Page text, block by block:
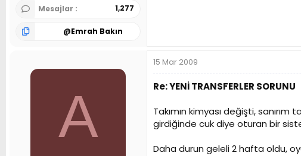
Mesajlar 1,277
@Emrah Bakın
A
15 Mar 2009
Re: YENİ TRANSFERLER SORUNU
Takımın kimyası değişti,
girdiğinde cuk diye oturan bir
Daha durun geleli 2 hafta oldu,